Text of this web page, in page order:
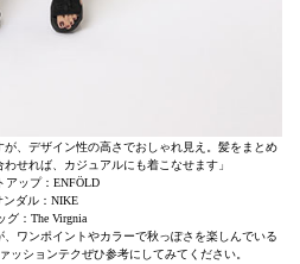
が、デザイン性の高さでおしゃれ見え。髪をまとめ
せれば、カジュアルにも着こなせます」
アップ：ENFÖLD
ンダル：NIKE
グ：The Virgnia
ワンポイントやカラーで秋っぽさを楽しんでいる
ッションテクぜひ参考にしてみてください。